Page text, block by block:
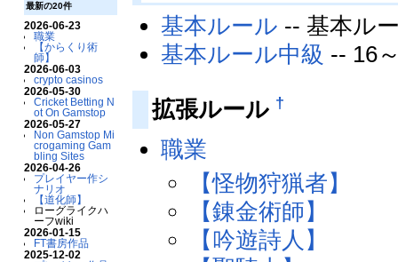
最新の20件
2026-06-23
職業
【からくり術
師】
2026-06-03
crypto casinos
2026-05-30
Cricket Betting N
ot On Gamstop
2026-05-27
Non Gamstop Mi
crogaming Gam
bling Sites
2026-04-26
プレイヤー作シ
ナリオ
【道化師】
ローグライクハ
ーフwiki
2026-01-15
FT書房作品
2025-12-02
基本ルール -- 基本ル
基本ルール中級 -- 16
拡張ルール †
職業
【怪物狩猟者】
【錬金術師】
【吟遊詩人】